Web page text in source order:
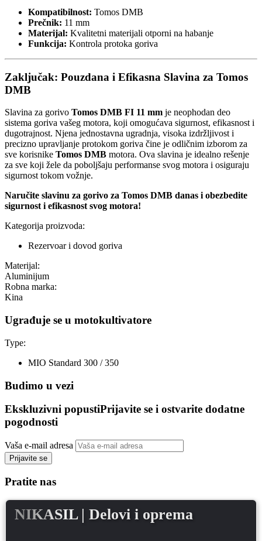
Kompatibilnost: Tomos DMB
Prečnik: 11 mm
Materijal: Kvalitetni materijali otporni na habanje
Funkcija: Kontrola protoka goriva
Zaključak: Pouzdana i Efikasna Slavina za Tomos
DMB
Slavina za gorivo Tomos DMB FI 11 mm je neophodan deo
sistema goriva vašeg motora, koji omogućava sigurnost, efikasnost i
dugotrajnost. Njena jednostavna ugradnja, visoka izdržljivost i
precizno upravljanje protokom goriva čine je odličnim izborom za
sve korisnike Tomos DMB motora. Ova slavina je idealno rešenje
za sve koji žele da poboljšaju performanse svog motora i osiguraju
sigurnost tokom vožnje.
Naručite slavinu za gorivo za Tomos DMB danas i obezbedite
sigurnost i efikasnost svog motora!
Kategorija proizvoda:
Rezervoar i dovod goriva
Materijal:
Aluminijum
Robna marka:
Kina
Ugrađuje se u motokultivatore
Type:
MIO Standard 300 / 350
Budimo u vezi
Ekskluzivni popustiPrijavite se i ostvarite dodatne
pogodnosti
Vaša e-mail adresa
Prijavite se
Pratite nas
NIKASIL | Delovi i oprema